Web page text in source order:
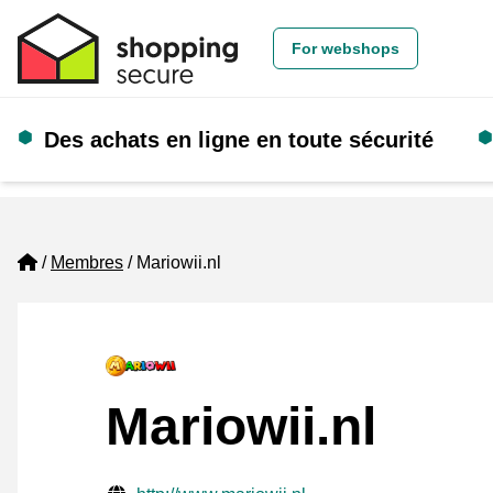
For webshops
Des achats en ligne en toute sécurité
Home
Membres Mariowii.nl
Mariowii.nl